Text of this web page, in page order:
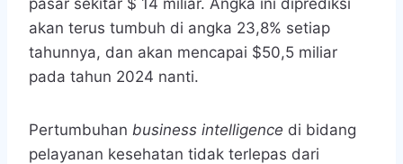
akan terus tumbuh di angka 23,8% setiap
tahunnya, dan akan mencapai $50,5 miliar
pada tahun 2024 nanti.
Pertumbuhan business intelligence di bidang
pelayanan kesehatan tidak terlepas dari